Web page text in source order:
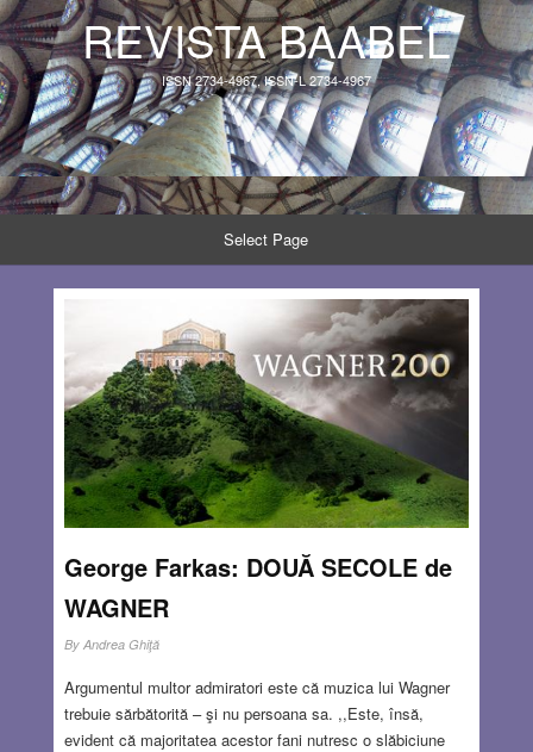
REVISTA BAABEL
ISSN 2734-4967, ISSN-L 2734-4967
Select Page
George Farkas: DOUĂ SECOLE de
WAGNER
By Andrea Ghiţă
Argumentul multor admiratori este că muzica lui Wagner
trebuie sărbătorită – şi nu persoana sa. ,,Este, însă,
evident că majoritatea acestor fani nutresc o slăbiciune